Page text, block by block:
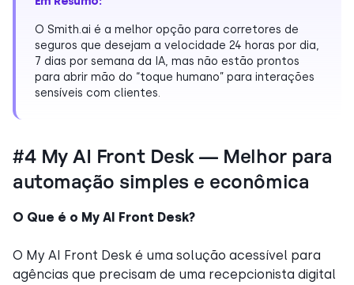
O Smith.ai é a melhor opção para corretores de
seguros que desejam a velocidade 24 horas por dia,
7 dias por semana da IA, mas não estão prontos
para abrir mão do “toque humano” para interações
sensíveis com clientes.
#4 My AI Front Desk — Melhor para
automação simples e econômica
O Que é o My AI Front Desk?
O My AI Front Desk é uma solução acessível para
agências que precisam de uma recepcionista digital